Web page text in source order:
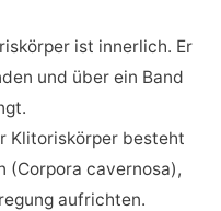
ist innerlich. Er
und über ein Band
Klitoriskörper besteht
(Corpora cavernosa),
aufrichten.